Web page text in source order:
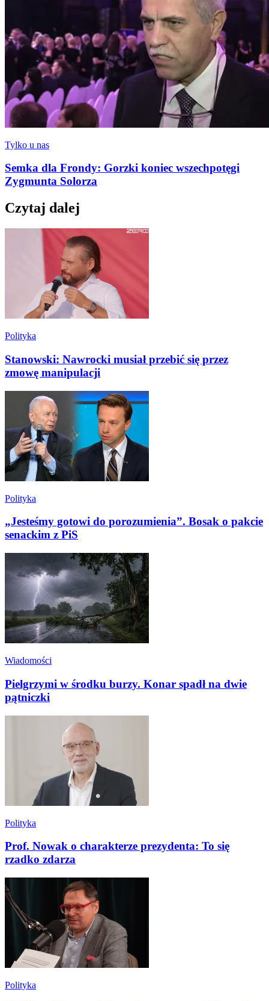
Tylko u nas
Semka dla Frondy: Gorzki koniec wszechpotęgi
Zygmunta Solorza
Czytaj dalej
Polityka
Stanowski: Nawrocki musiał przebić się przez
zmowę manipulacji
Polityka
„Jesteśmy gotowi do porozumienia”. Bosak o pakcie
senackim z PiS
Wiadomości
Pielgrzymi w środku burzy. Konar spadł na dwie
pątniczki
Polityka
Prof. Nowak o charakterze prezydenta: To się
rzadko zdarza
Polityka